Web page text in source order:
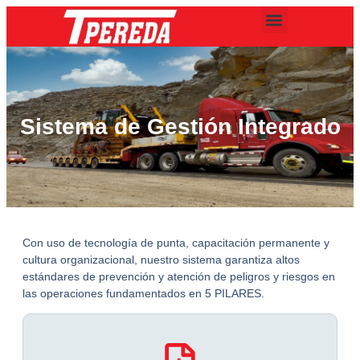
Sistema de Gestión Integrado
Con uso de tecnología de punta, capacitación permanente y
cultura organizacional, nuestro sistema garantiza altos
estándares de prevención y atención de peligros y riesgos en
las operaciones fundamentados en 5 PILARES.